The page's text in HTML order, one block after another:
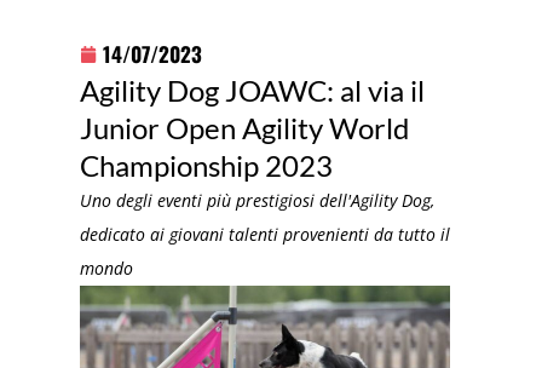
14/07/2023
Agility Dog JOAWC: al via il
Junior Open Agility World
Championship 2023
Uno degli eventi più prestigiosi dell'Agility Dog,
dedicato ai giovani talenti provenienti da tutto il
mondo